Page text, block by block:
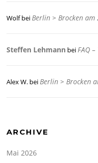
WolfbeiBerlin > Brocken am
Steffen Lehmann beiFAQ
Alex W. beiBerlin > Brocken
ARCHIVE
Mai 2026